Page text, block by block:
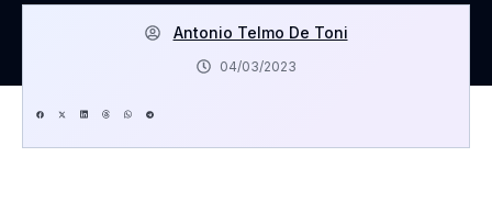
Antonio Telmo De Toni
04/03/2023